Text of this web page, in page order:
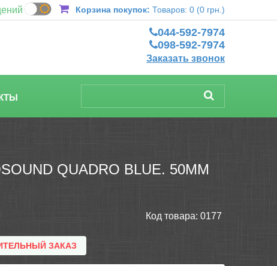
Корзина покупок: Товаров: 0 (0 грн.)
044-592-7974
098-592-7974
Заказать звонок
QUADRO BLUE. 50ММ
Код товара: 0177
ЗАКАЗ